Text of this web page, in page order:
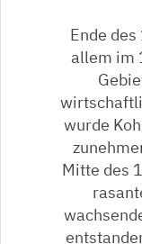
Ende
allem im
wurde
Mitte des